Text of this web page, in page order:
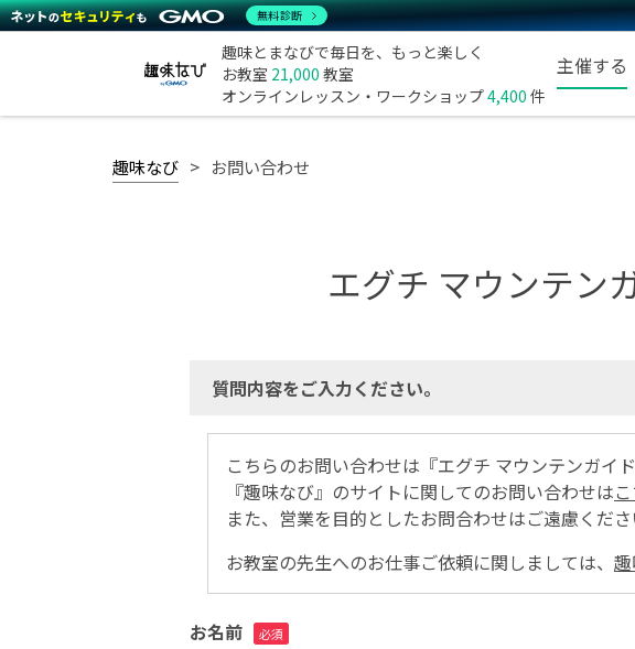
趣味とまなびで毎日を、もっと楽しく
お教室 21,000 教室
オンラインレッスン・ワークショップ4,400 件
主催する
趣味なび お問い合わせ
エグチ マウンテン
質問内容をご入力ください。
こちらのお問い合わせは『エグチ マウンテンガイ
『趣味なび』のサイトに関してのお問い合わせは
また、営業を目的としたお問合わせはご遠慮くださ
お教室の先生へのお仕事ご依頼に関しましては、
お名前
無料診断